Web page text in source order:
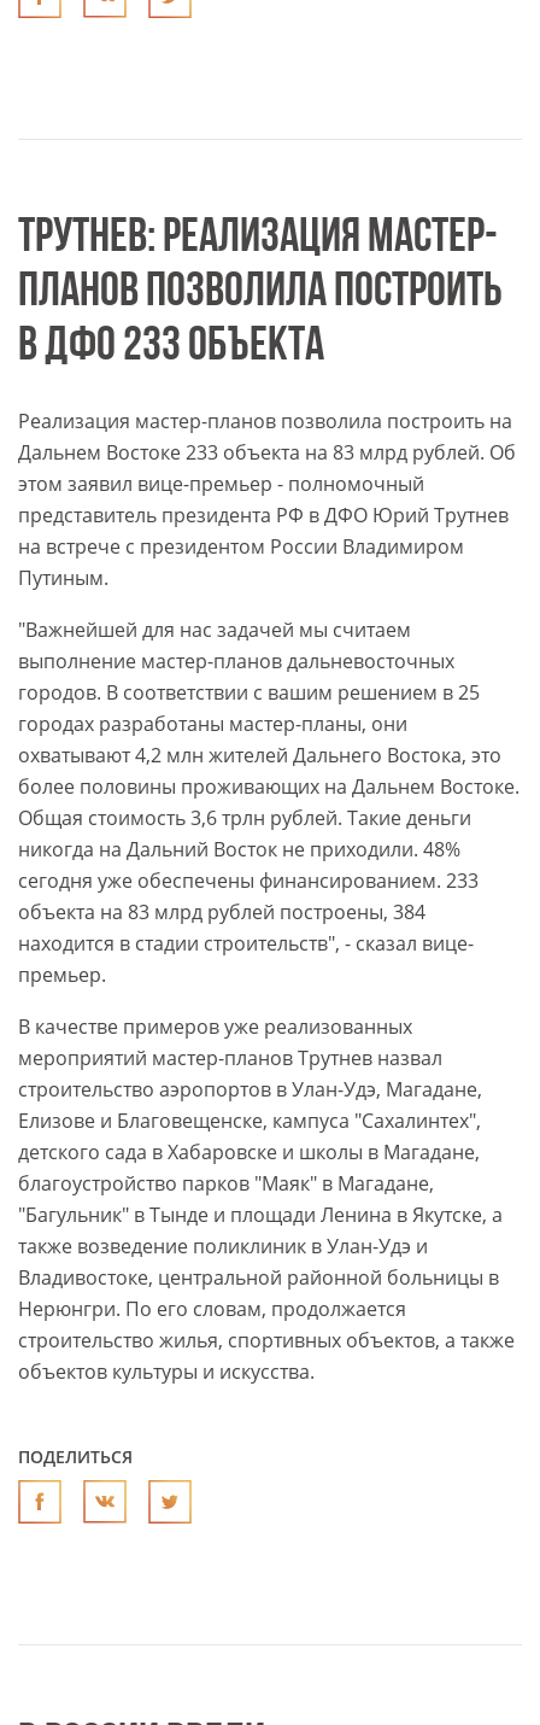
ТРУТНЕВ: РЕАЛИЗАЦИЯ МАСТЕР-
ПЛАНОВ ПОЗВОЛИЛА ПОСТРОИТЬ
В ДФО 233 ОБЪЕКТА
Реализация мастер-планов позволила построить на
Дальнем Востоке 233 объекта на 83 млрд рублей. Об
этом заявил вице-премьер - полномочный
представитель президента РФ в ДФО Юрий Трутнев
на встрече с президентом России Владимиром
Путиным.
"Важнейшей для нас задачей мы считаем
выполнение мастер-планов дальневосточных
городов. В соответствии с вашим решением в 25
городах разработаны мастер-планы, они
охватывают 4,2 млн жителей Дальнего Востока, это
более половины проживающих на Дальнем Востоке.
Общая стоимость 3,6 трлн рублей. Такие деньги
никогда на Дальний Восток не приходили. 48%
сегодня уже обеспечены финансированием. 233
объекта на 83 млрд рублей построены, 384
находится в стадии строительств", - сказал вице-
премьер.
В качестве примеров уже реализованных
мероприятий мастер-планов Трутнев назвал
строительство аэропортов в Улан-Удэ, Магадане,
Елизове и Благовещенске, кампуса "Сахалинтех",
детского сада в Хабаровске и школы в Магадане,
благоустройство парков "Маяк" в Магадане,
"Багульник" в Тынде и площади Ленина в Якутске, а
также возведение поликлиник в Улан-Удэ и
Владивостоке, центральной районной больницы в
Нерюнгри. По его словам, продолжается
строительство жилья, спортивных объектов, а также
объектов культуры и искусства.
ПОДЕЛИТЬСЯ